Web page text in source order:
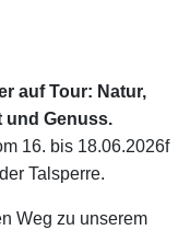
auf Tour: Natur,
und Genuss.
16. bis 18.06.2026f
Talsperre.
Weg zu unserem